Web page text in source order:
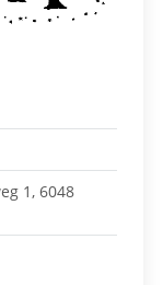
1, 6048